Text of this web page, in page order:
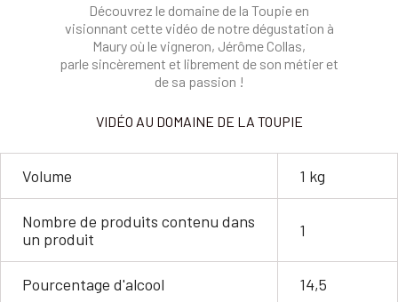
Découvrez le domaine de la Toupie en
visionnant cette vidéo de notre dégustation à
Maury où le vigneron, Jérôme Collas,
parle sincèrement et librement de son métier et
de sa passion !
VIDÉO AU DOMAINE DE LA TOUPIE
Volume 1 kg
Nombre de produits contenu dans
un produit
1
Pourcentage d'alcool 14,5